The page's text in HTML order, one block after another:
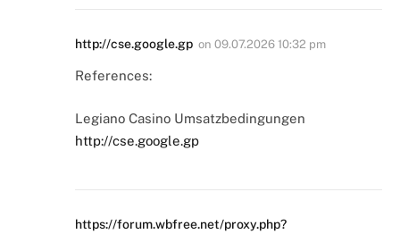
http://cse.google.gp on 09.07.2026 10:32 pm
References:
Legiano Casino Umsatzbedingungen
http://cse.google.gp
https://forum.wbfree.net/proxy.php?